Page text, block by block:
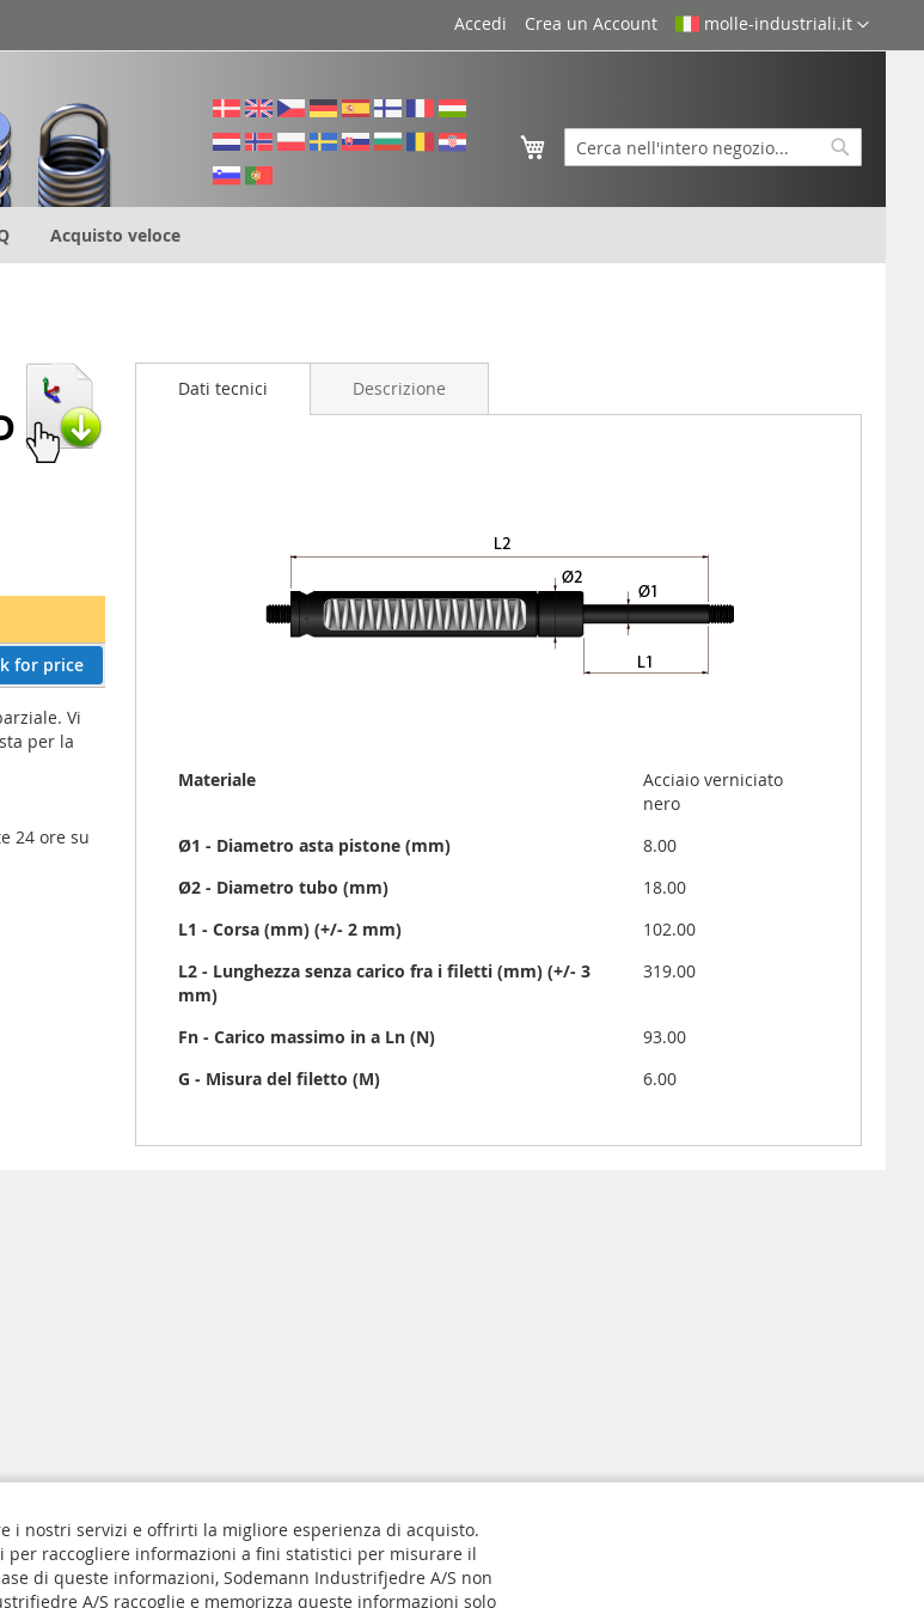
Linguamolle-industriali.it
Accedi Crea un Account
Carrello
Cerca
Acquisto veloce
for price
Vi
per la
24 ore su
Dati tecnici
Maggiori
Materiale
Acciaio verniciato
nero
Ø1 - Diametro asta pistone (mm)
8.00
Ø2 - Diametro tubo (mm)
18.00
L1 - Corsa (mm) (+/- 2 mm)
102.00
L2 - Lunghezza senza carico fra i filetti (mm) (+/- 3
mm)
319.00
Fn - Carico massimo in a Ln (N)
93.00
G - Misura del filetto (M)
6.00
Descrizione
Iscriviti
i nostri servizi e offrirti la migliore esperienza di acquisto.
per raccogliere informazioni a fini statistici per misurare il
di queste informazioni, Sodemann Industrifjedre A/S non
A/S raccoglie e memorizza queste informazioni solo